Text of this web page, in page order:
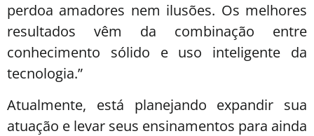
perdoa amadores nem ilusões. Os melhores
resultados vêm da combinação entre
conhecimento sólido e uso inteligente da
tecnologia.”
Atualmente, está planejando expandir sua
atuação e levar seus ensinamentos para ainda